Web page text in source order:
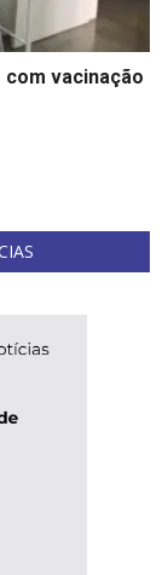
com vacinação